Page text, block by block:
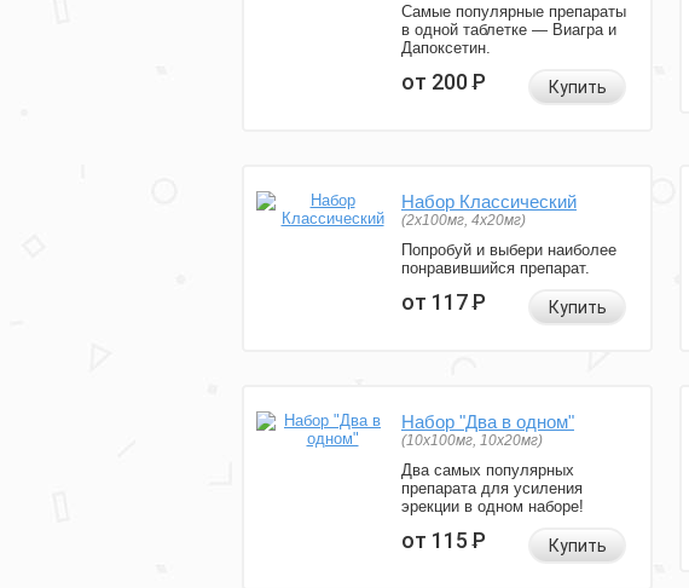
Самые популярные препараты
в одной таблетке — Виагра и
Дапоксетин.
от 200Р Купить
Набор Классический
(2x100мг, 4x20мг)
Попробуй и выбери наиболее
понравившийся препарат.
от 117Р Купить
Набор "Два в одном"
(10x100мг, 10x20мг)
Два самых популярных
препарата для усиления
эрекции в одном наборе!
от 115Р Купить